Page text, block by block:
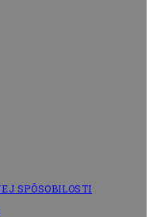
SPÔSOBILOSTI